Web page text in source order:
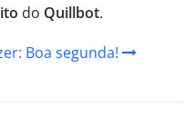
do Quillbot.
Boa segunda!